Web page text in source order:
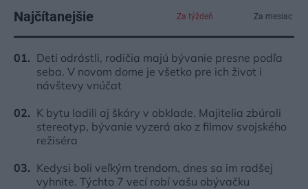
Najčítanejšie Za týždeň Za mesiac
Deti odrástli, rodičia majú bývanie presne podľa
seba. V novom dome je všetko pre ich život i
návštevy vnúčat
K bytu ladili aj škáry v obklade. Majitelia zbúrali
stereotyp, bývanie vyzerá ako z filmov svojského
režiséra
Kedysi boli veľkým trendom, dnes sa im radšej
vyhnite. Týchto 7 vecí robí vašu obývačku